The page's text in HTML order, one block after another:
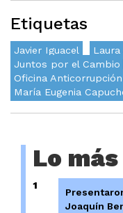
Etiquetas
Javier Iguacel
Juntos por el Cambio
Oficina Anticorrupción
María Eugenia
Lo
1
Joaquín